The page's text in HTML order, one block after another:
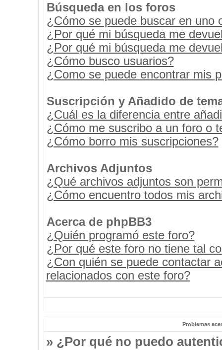
Búsqueda en los foros
¿Cómo se puede buscar en uno
¿Por qué mi búsqueda me
¿Por qué mi búsqueda me
¿Cómo busco usuarios?
¿Como se puede encontrar mis
Suscripción y Añadido de
¿Cuál es la diferencia entre
¿Cómo me suscribo a un foro o
¿Cómo borro mis suscripciones?
Archivos Adjuntos
¿Qué archivos adjuntos son
¿Cómo encuentro todos mis
Acerca de phpBB3
¿Quién programó este foro?
¿Por qué este foro no tiene tal
¿Con quién se puede contactar
relacionados con este foro?
Problemas
» ¿Por qué no puedo